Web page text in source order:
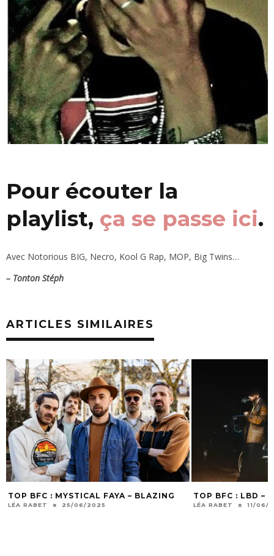
Pour écouter la
playlist, ça se passe ici.
Avec Notorious BIG, Necro, Kool G Rap, MOP, Big Twins…
– Tonton Stéph
ARTICLES SIMILAIRES
TOP BFC : MYSTICAL FAYA – BLAZING
LÉA RABET 25/06/2025
TOP BFC : LBD –
LÉA RABET 11/06/